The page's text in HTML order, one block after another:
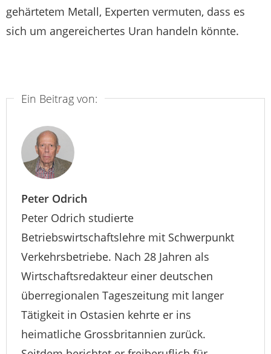
gehärtetem Metall, Experten vermuten, dass es
sich um angereichertes Uran handeln könnte.
Ein Beitrag von:
Peter Odrich
Peter Odrich studierte
Betriebswirtschaftslehre mit Schwerpunkt
Verkehrsbetriebe. Nach 28 Jahren als
Wirtschaftsredakteur einer deutschen
überregionalen Tageszeitung mit langer
Tätigkeit in Ostasien kehrte er ins
heimatliche Grossbritannien zurück.